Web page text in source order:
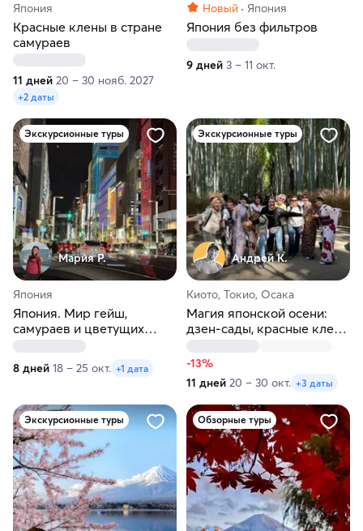
Япония
Красные клены в стране
самураев
11 дней 20 – 30 нояб. 2027
+2 даты
Новый Япония
Япония без фильтров
9 дней 3 – 11 окт.
Экскурсионные туры
Мария Р.
Япония
Япония. Мир гейш,
самураев и цветущих
8 дней 18 – 25 окт. +1 дата
Экскурсионные туры
Андрей К.
Киото, Токио, Осака
Магия японской осени:
дзен-сады, красные клены
-13%
11 дней 20 – 30 окт. +3 даты
Экскурсионные туры Обзорные туры